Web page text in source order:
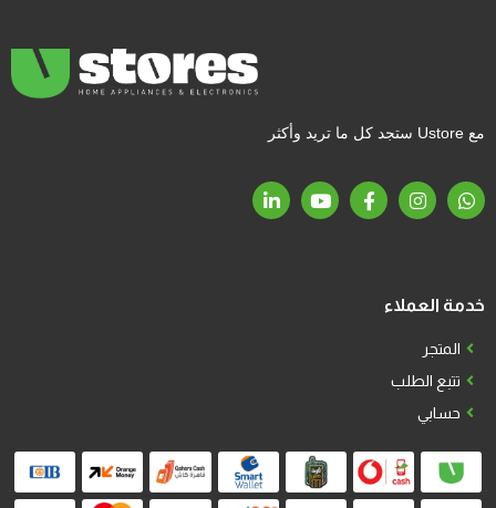
مع Ustore ستجد كل ما تريد وأكثر
خدمة العملاء
المتجر
تتبع الطلب
حسابي